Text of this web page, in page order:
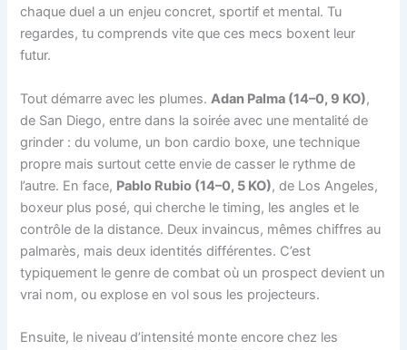
chaque duel a un enjeu concret, sportif et mental. Tu
regardes, tu comprends vite que ces mecs boxent leur
futur.
Tout démarre avec les plumes.Adan Palma (14–0, 9 KO),
de San Diego, entre dans la soirée avec une mentalité de
grinder : du volume, un bon cardio boxe, une technique
propre mais surtout cette envie de casser le rythme de
l’autre. En face, Pablo Rubio (14–0, 5 KO), de Los Angeles,
boxeur plus posé, qui cherche le timing, les angles et le
contrôle de la distance. Deux invaincus, mêmes chiffres au
palmarès, mais deux identités différentes. C’est
typiquement le genre de combat où un prospect devient un
vrai nom, ou explose en vol sous les projecteurs.
Ensuite, le niveau d’intensité monte encore chez les